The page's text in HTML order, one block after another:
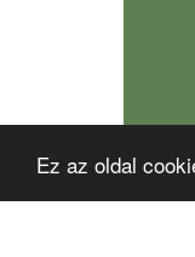
Ez az oldal